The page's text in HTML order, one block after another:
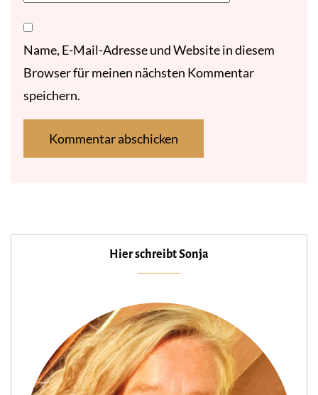
Name, E-Mail-Adresse und Website in diesem
Browser für meinen nächsten Kommentar
speichern.
Hier schreibt Sonja